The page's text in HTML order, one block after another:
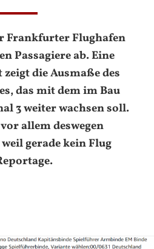
Frankfurter Flughafen
Passagiere ab. Eine
die Ausmaße des
das mit dem im Bau
3 weiter wachsen soll.
allem deswegen
gerade kein Flug